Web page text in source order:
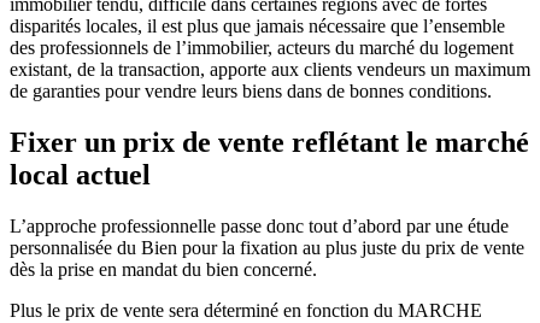
disparités locales, il est plus que jamais nécessaire que l’ensemble
des professionnels de l’immobilier, acteurs du marché du logement
existant, de la transaction, apporte aux clients vendeurs un maximum
de garanties pour vendre leurs biens dans de bonnes conditions.
Fixer un prix de vente reflétant le marché
local actuel
L’approche professionnelle passe donc tout d’abord par une étude
personnalisée du Bien pour la fixation au plus juste du prix de vente
dès la prise en mandat du bien concerné.
Plus le prix de vente sera déterminé en fonction du MARCHE